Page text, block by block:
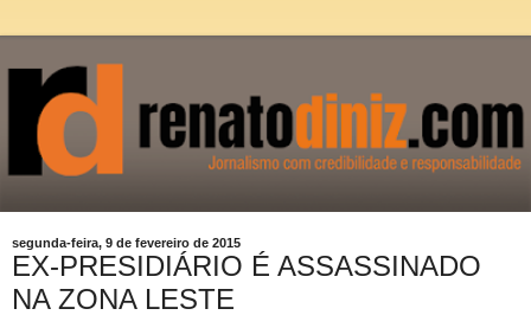
segunda-feira, 9 de fevereiro de 2015
EX-PRESIDIÁRIO É ASSASSINADO
NA ZONA LESTE